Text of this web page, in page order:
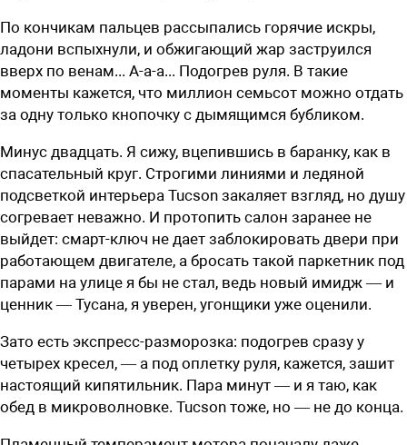
По кончикам пальцев рассыпались горячие искры,
ладони вспыхнули, и обжигающий жар заструился
вверх по венам... А-а-а... Подогрев руля. В такие
моменты кажется, что миллион семьсот можно отдать
за одну только кнопочку с дымящимся бубликом.
Минус двадцать. Я сижу, вцепившись в баранку, как в
спасательный круг. Строгими линиями и ледяной
подсветкой интерьера Tucson закаляет взгляд, но душу
согревает неважно. И протопить салон заранее не
выйдет: смарт-ключ не дает заблокировать двери при
работающем двигателе, а бросать такой паркетник под
парами на улице я бы не стал, ведь новый имидж — и
ценник — Тусана, я уверен, угонщики уже оценили.
Зато есть экспресс-разморозка: подогрев сразу у
четырех кресел, — а под оплетку руля, кажется, зашит
настоящий кипятильник. Пара минут — и я таю, как
обед в микроволновке. Tucson тоже, но — не до конца.